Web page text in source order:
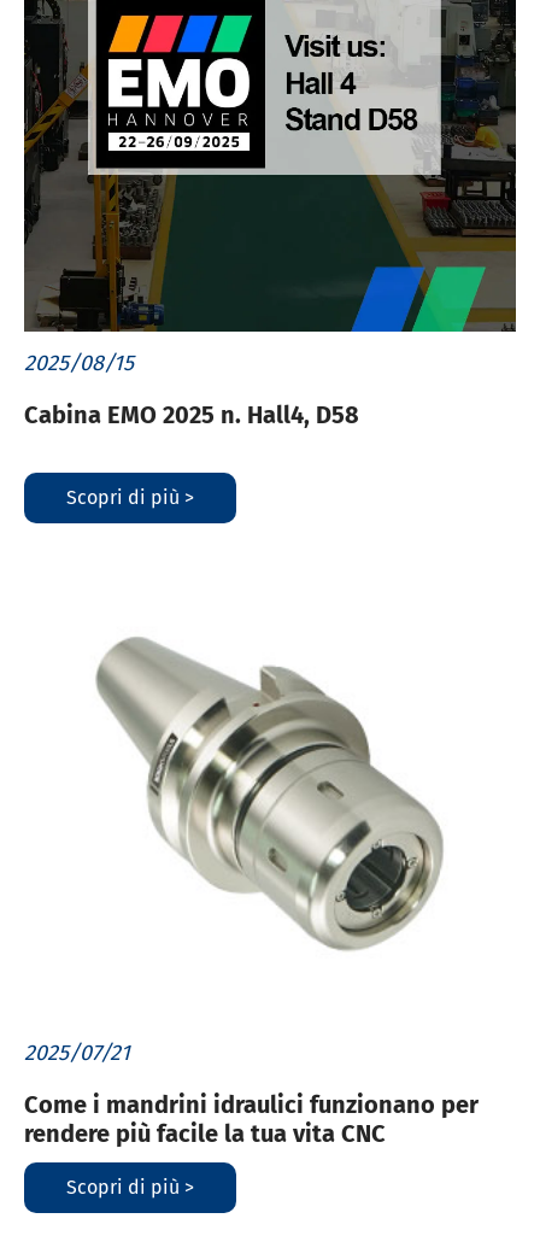
2025/08/15
Cabina EMO 2025 n. Hall4, D58
Scopri di più >
2025/07/21
Come i mandrini idraulici funzionano per
rendere più facile la tua vita CNC
Scopri di più >